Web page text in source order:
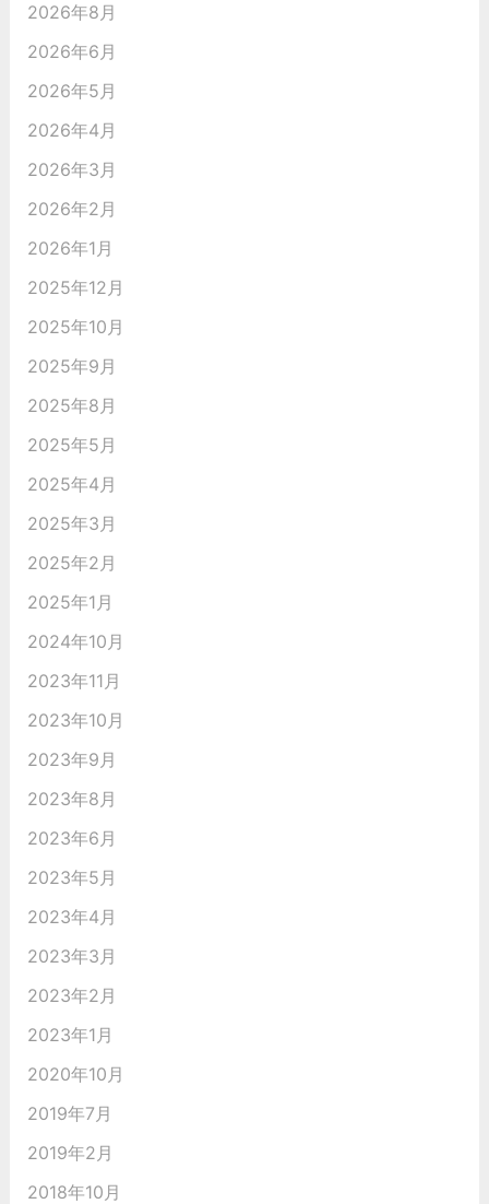
2026年8月
2026年6月
2026年5月
2026年4月
2026年3月
2026年2月
2026年1月
2025年12月
2025年10月
2025年9月
2025年8月
2025年5月
2025年4月
2025年3月
2025年2月
2025年1月
2024年10月
2023年11月
2023年10月
2023年9月
2023年8月
2023年6月
2023年5月
2023年4月
2023年3月
2023年2月
2023年1月
2020年10月
2019年7月
2019年2月
2018年10月